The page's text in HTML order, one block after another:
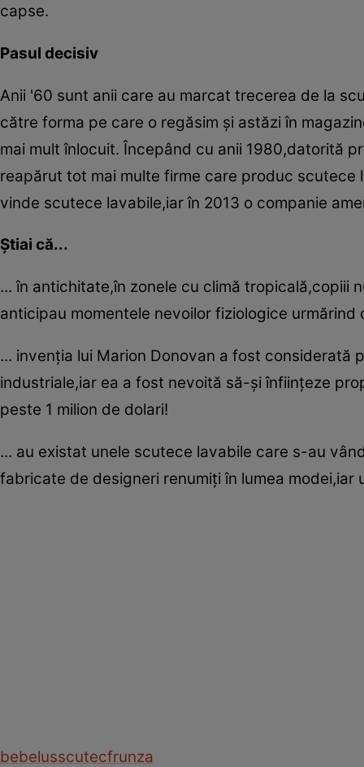
capse.
Pasul decisiv
Anii '60 sunt anii care au marcat trecerea de la
către forma pe care o regăsim şi astăzi în
mai mult înlocuit. Începând cu anii 1980,datorită
reapărut tot mai multe firme care produc scutece
vinde scutece lavabile,iar în 2013 o companie
Ştiai că...
... în antichitate,în zonele cu climă tropicală,copiii
anticipau momentele nevoilor fiziologice
... invenţia lui Marion Donovan a fost
industriale,iar ea a fost nevoită să-şi înfiinţeze
peste 1 milion de dolari!
... au existat unele scutece lavabile care s-au
fabricate de designeri renumiţi în lumea
bebelusscutecfrunza